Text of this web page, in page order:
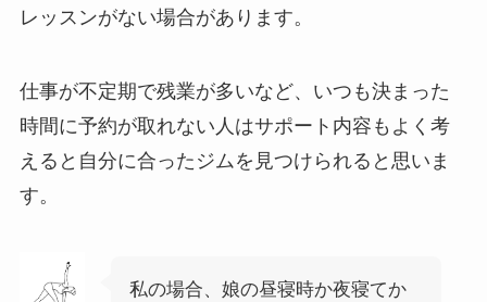
レッスンがない場合があります。
仕事が不定期で残業が多いなど、いつも決まった
時間に予約が取れない人はサポート内容もよく考
えると自分に合ったジムを見つけられると思いま
す。
私の場合、娘の昼寝時か夜寝てか